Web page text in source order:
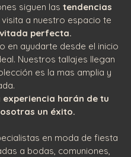
siguen las tendencias
visita a nuestro espacio te
perfecta.
en ayudarte desde el inicio
Nuestros tallajes llegan
es la mas amplia y
harán de tu
un éxito.
en moda de fiesta
a bodas, comuniones,